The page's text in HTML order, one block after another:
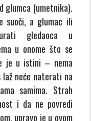
glumca (umetnika).
suoči, a glumac ili
gledaoca u
u onome što se
je u istini – nema
neće naterati na
samima. Strah
i da ne povredi
upravo je u ovom